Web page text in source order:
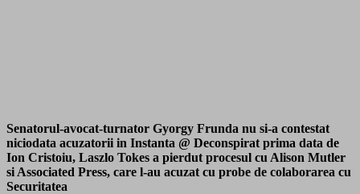
Senatorul-avocat-turnator Gyorgy Frunda nu si-a contestat
niciodata acuzatorii in Instanta @ Deconspirat prima data de
Ion Cristoiu, Laszlo Tokes a pierdut procesul cu Alison Mutler
si Associated Press, care l-au acuzat cu probe de colaborarea cu
Securitatea